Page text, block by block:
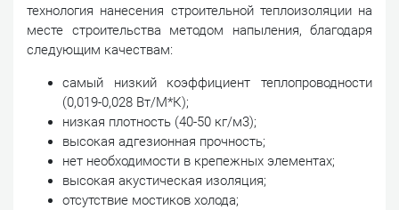
технология нанесения строительной теплоизоляции на
месте строительства методом напыления, благодаря
следующим качествам:
самый низкий коэффициент теплопроводности
(0,019-0,028 Вт/М*К);
низкая плотность (40-50 кг/м3);
высокая адгезионная прочность;
нет необходимости в крепежных элементах;
высокая акустическая изоляция;
отсутствие мостиков холода;